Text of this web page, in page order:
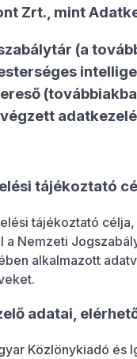
Zrt., mint
(a
tájékoztató
tájékoztató
a Nemzeti
alkalmazott
adatai,
Közlönykiadó és